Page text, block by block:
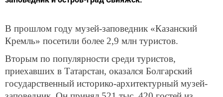
В прошлом году музей-заповедник «Казанский
Кремль» посетили более 2,9 млн туристов.
Вторым по популярности среди туристов,
приехавших в Татарстан, оказался Болгарский
государственный историко-архитектурный музей-